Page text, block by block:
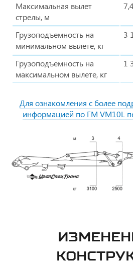
Максимальная вылет
стрелы, м
7,4
Грузоподъемность на
минимальном вылете, кг
3
Грузоподъемность на
максимальном вылете, кг
1
Для ознакомления с более
информацией по ГМ VM10L